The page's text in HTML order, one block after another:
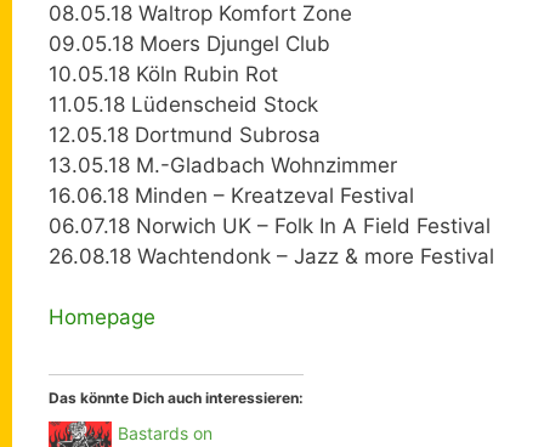
08.05.18 Waltrop Komfort Zone
09.05.18 Moers Djungel Club
10.05.18 Köln Rubin Rot
11.05.18 Lüdenscheid Stock
12.05.18 Dortmund Subrosa
13.05.18 M.-Gladbach Wohnzimmer
16.06.18 Minden – Kreatzeval Festival
06.07.18 Norwich UK – Folk In A Field Festival
26.08.18 Wachtendonk – Jazz & more Festival
Homepage
Das könnte Dich auch interessieren:
Bastards on